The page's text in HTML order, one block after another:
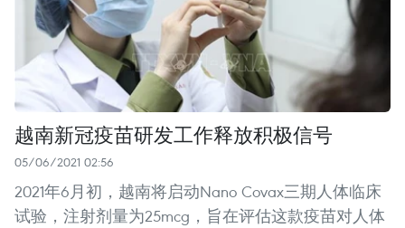
越南新冠疫苗研发工作释放积极信号
05/06/2021 02:56
2021年6月初，越南将启动Nano Covax三期人体临床
试验，注射剂量为25mcg，旨在评估这款疫苗对人体